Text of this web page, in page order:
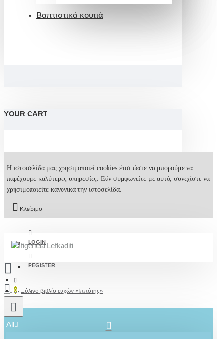
Βαπτιστικά κουτιά
YOUR CART
Η ιστοσελίδα μας χρησιμοποιεί cookies έτσι ώστε να μπορούμε να
παρέχουμε καλύτερες υπηρεσίες. Εάν συμφωνείτε με αυτό, συνεχίστε να
χρησιμοποιείτε κανονικά την ιστοσελίδα.
Κλείσιμο
LOGIN
REGISTER
0
All
Ξύλινο βιβλίο ευχών «Ιππότης»